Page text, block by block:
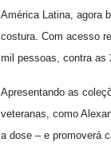
América Latina, agora
costura. Com acesso
mil pessoas, contra as
Apresentando as
veteranas, como
a dose – e promoverá